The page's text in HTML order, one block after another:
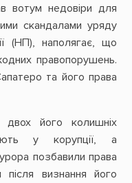
вотум недовіри для
скандалами уряду
(НП), наполягає, що
правопорушень.
та його права
його колишніх
у корупції, а
позбавили права
визнання його